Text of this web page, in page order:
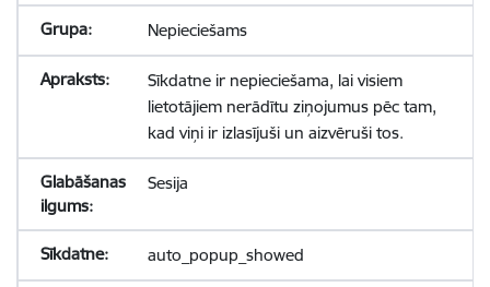
Nepieciešams
Sīkdatne ir nepieciešama, lai visiem
lietotājiem nerādītu ziņojumus pēc tam,
kad viņi ir izlasījuši un aizvēruši tos.
Sesija
auto_popup_showed